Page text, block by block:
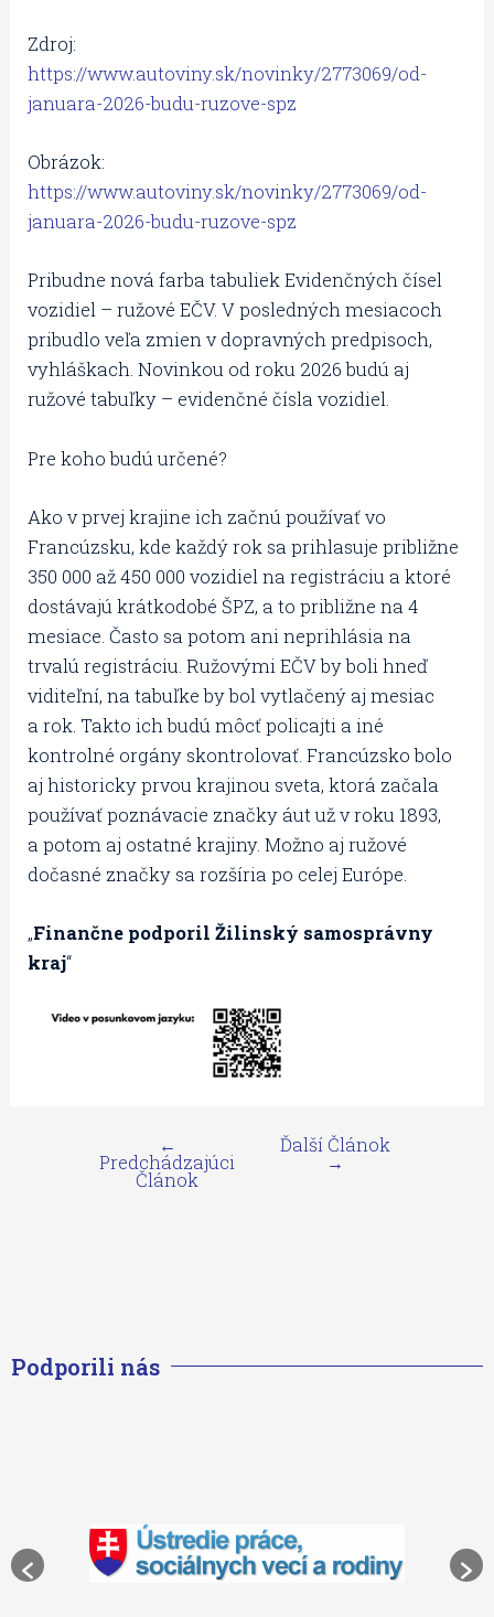
Zdroj:
https://www.autoviny.sk/novinky/2773069/od-
januara-2026-budu-ruzove-spz
Obrázok:
https://www.autoviny.sk/novinky/2773069/od-
januara-2026-budu-ruzove-spz
Pribudne nová farba tabuliek Evidenčných čísel
vozidiel – ružové EČV. V posledných mesiacoch
pribudlo veľa zmien v dopravných predpisoch,
vyhláškach. Novinkou od roku 2026 budú aj
ružové tabuľky – evidenčné čísla vozidiel.
Pre koho budú určené?
Ako v prvej krajine ich začnú používať vo
Francúzsku, kde každý rok sa prihlasuje približne
350 000 až 450 000 vozidiel na registráciu a ktoré
dostávajú krátkodobé ŠPZ, a to približne na 4
mesiace. Často sa potom ani neprihlásia na
trvalú registráciu. Ružovými EČV by boli hneď
viditeľní, na tabuľke by bol vytlačený aj mesiac
a rok. Takto ich budú môcť policajti a iné
kontrolné orgány skontrolovať. Francúzsko bolo
aj historicky prvou krajinou sveta, ktorá začala
používať poznávacie značky áut už v roku 1893,
a potom aj ostatné krajiny. Možno aj ružové
dočasné značky sa rozšíria po celej Európe.
„Finančne podporil Žilinský samosprávny
kraj“
←
Predchádzajúci
Článok
Ďalší Článok
→
Podporili nás